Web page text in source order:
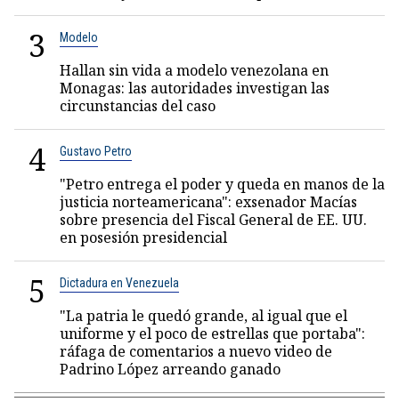
3 Modelo
Hallan sin vida a modelo venezolana en
Monagas: las autoridades investigan las
circunstancias del caso
4 Gustavo Petro
"Petro entrega el poder y queda en manos de la
justicia norteamericana": exsenador Macías
sobre presencia del Fiscal General de EE. UU.
en posesión presidencial
5 Dictadura en Venezuela
"La patria le quedó grande, al igual que el
uniforme y el poco de estrellas que portaba":
ráfaga de comentarios a nuevo video de
Padrino López arreando ganado